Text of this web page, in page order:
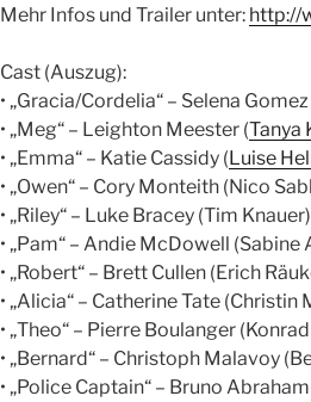
Mehr Infos und Trailer unter: http://
Cast (Auszug):
• „Gracia/Cordelia“ – Selena
• „Meg“ – Leighton Meester (Tanya
• „Emma“ – Katie Cassidy (Luise
• „Owen“ – Cory Monteith (Nico
• „Riley“ – Luke Bracey (Tim Knauer)
• „Pam“ – Andie McDowell (Sabine
• „Robert“ – Brett Cullen (Erich
• „Alicia“ – Catherine Tate (Christin
• „Theo“ – Pierre Boulanger
• „Bernard“ – Christoph Malavoy
• „Police Captain“ – Bruno